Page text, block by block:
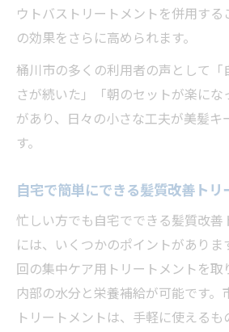
ウトバストリートメントを併用する
の効果をさらに高められます。
桶川市の多くの利用者の声として「
さが続いた」「朝のセットが楽に
があり、日々の小さな工夫が美髪キ
す。
自宅で簡単にできる髪質改善トリ
忙しい方でも自宅でできる髪質改善
には、いくつかのポイントがありま
回の集中ケア用トリートメントを取
内部の水分と栄養補給が可能です。
トリートメントは、手軽に使える